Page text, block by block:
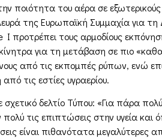
ποιότητα του αέρα σε
της Ευρωπαϊκή Συμμαχία για τη
προτρέπει τους αρμοδίους
για τη μετάβαση σε πιο
από τις εκπομπές ρύπων, ενώ
τις εστίες υγραερίου.
δελτίο Τύπου: «Για πάρα πολύ
τις επιπτώσεις στην υγεία και
είναι πιθανότατα μεγαλύτερες